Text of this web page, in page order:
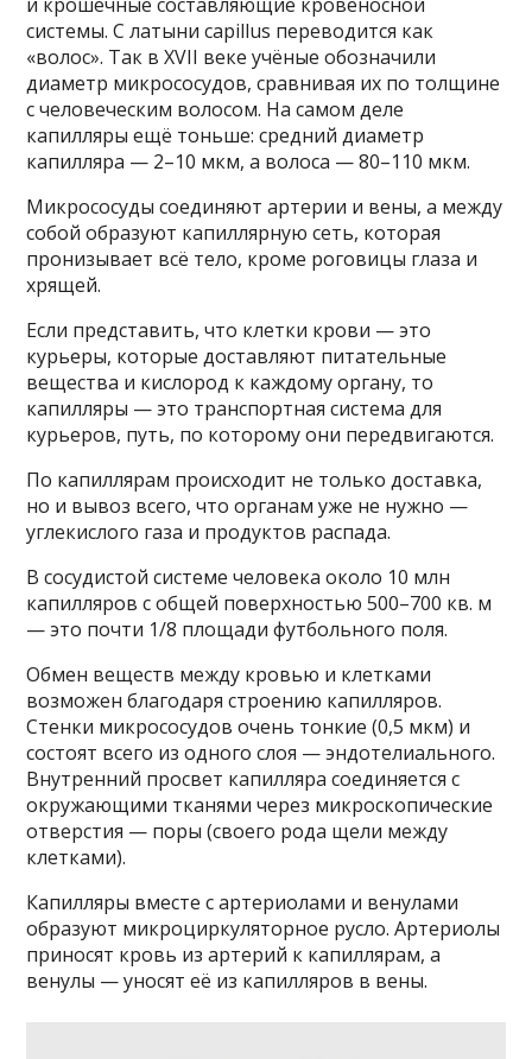
системы. С латыни capillus переводится как
«волос». Так в XVII веке учёные обозначили
диаметр микрососудов, сравнивая их по толщине
с человеческим волосом. На самом деле
капилляры ещё тоньше: средний диаметр
капилляра — 2–10 мкм, а волоса — 80–110 мкм.
Микрососуды соединяют артерии и вены, а между
собой образуют капиллярную сеть, которая
пронизывает всё тело, кроме роговицы глаза и
хрящей.
Если представить, что клетки крови — это
курьеры, которые доставляют питательные
вещества и кислород к каждому органу, то
капилляры — это транспортная система для
курьеров, путь, по которому они передвигаются.
По капиллярам происходит не только доставка,
но и вывоз всего, что органам уже не нужно —
углекислого газа и продуктов распада.
В сосудистой системе человека около 10 млн
капилляров с общей поверхностью 500–700 кв. м
— это почти 1/8 площади футбольного поля.
Обмен веществ между кровью и клетками
возможен благодаря строению капилляров.
Стенки микрососудов очень тонкие (0,5 мкм) и
состоят всего из одного слоя — эндотелиального.
Внутренний просвет капилляра соединяется с
окружающими тканями через микроскопические
отверстия — поры (своего рода щели между
клетками).
Капилляры вместе с артериолами и венулами
образуют микроциркуляторное русло. Артериолы
приносят кровь из артерий к капиллярам, а
венулы — уносят её из капилляров в вены.